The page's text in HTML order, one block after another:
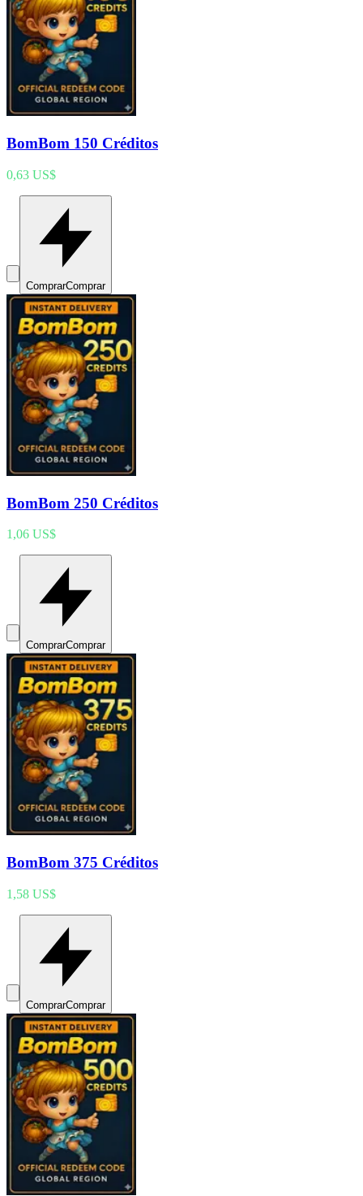
BomBom 150 Créditos
0,63 US$
ComprarComprar
BomBom 250 Créditos
1,06 US$
ComprarComprar
BomBom 375 Créditos
1,58 US$
ComprarComprar